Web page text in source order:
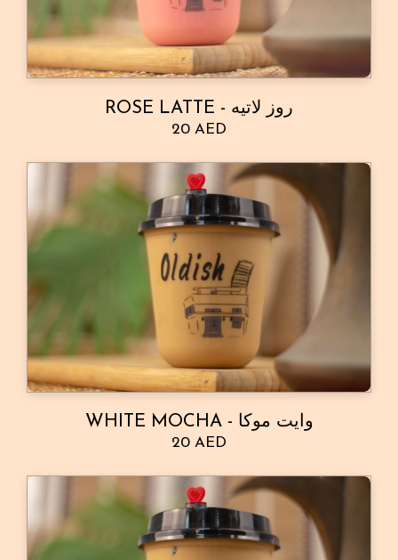
ROSE LATTE - روز لاتيه
20 AED
WHITE MOCHA - وايت موكا
20 AED